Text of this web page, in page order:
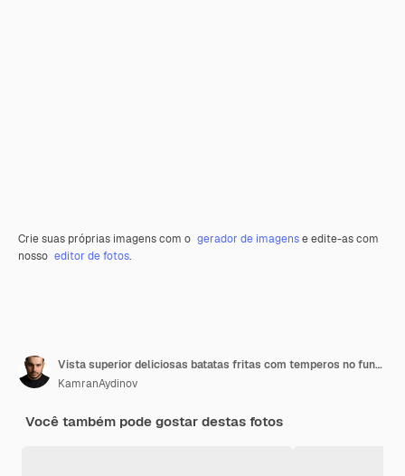
Crie suas próprias imagens com o gerador de imagense edite-as com
nosso editor de fotos.
Vista superior deliciosas batatas fritas com temperos no fundo escuro hambúrguer de batata prato fast-food
KamranAydinov
Você também pode gostar destas fotos